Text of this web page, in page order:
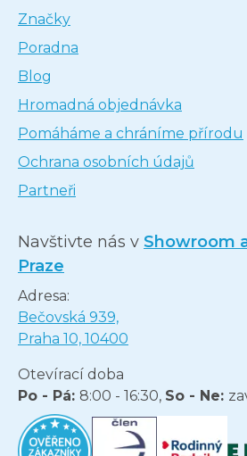
Značky
Poradna
Blog
Hromadná objednávka
Pomáháme a chráníme přírodu
Ochrana osobních údajů
Partneři
Navštivte nás v Showroom
Praze
Adresa:
Bečovská 939,
Praha 10, 10400
Otevírací doba
Po - Pá: 8:00 - 16:30, So - Ne: